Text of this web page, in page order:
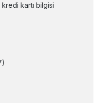
kartı bilgisi